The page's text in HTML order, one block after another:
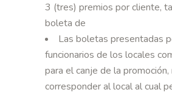
3 (tres) premios por cliente,
boleta de
Las boletas presentadas
funcionarios de los locales
para el canje de la promoción,
corresponder al local al cual